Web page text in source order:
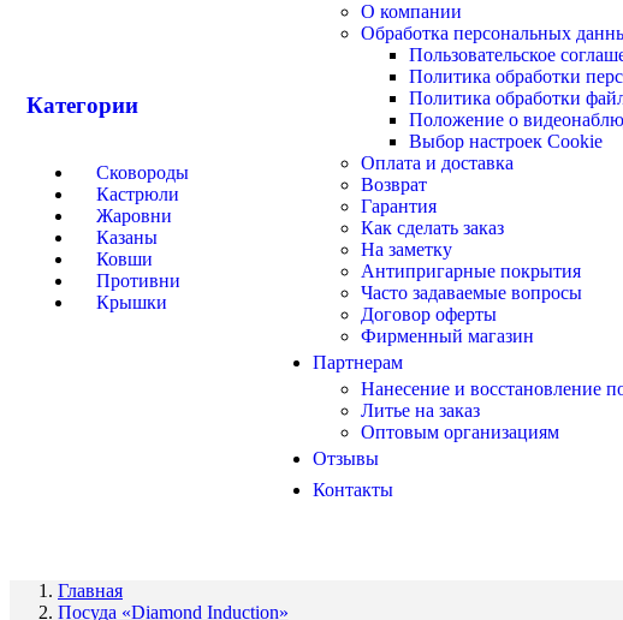
Категории
Сковороды
Кастрюли
Жаровни
Казаны
Ковши
Противни
Крышки
О компании
Обработка персональных
Пользовательское
Политика обработки
Политика обработки
Положение о
Выбор настроек Cookie
Оплата и доставка
Возврат
Гарантия
Как сделать заказ
На заметку
Антипригарные покрытия
Часто задаваемые вопросы
Договор оферты
Фирменный магазин
Партнерам
Нанесение и восстановление
Литье на заказ
Оптовым организациям
Отзывы
Контакты
Главная
Посуда «Diamond Induction»